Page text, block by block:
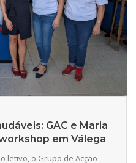
GAC e Maria
em Válega
letivo, o Grupo de Acção